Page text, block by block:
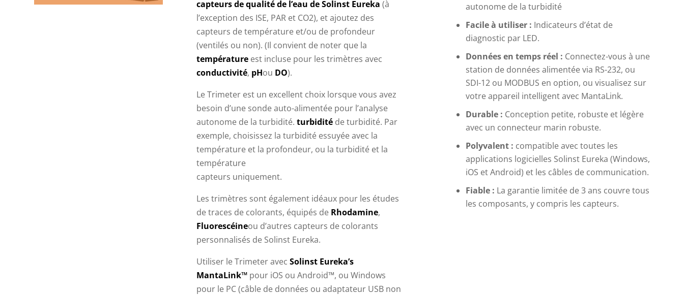
capteurs de qualité de l’eau de Solinst Eureka (à
l’exception des ISE, PAR et CO2), et ajoutez des
capteurs de température et/ou de profondeur
(ventilés ou non). (Il convient de noter que la
température est incluse pour les trimètres avec
conductivité, pHou DO).
Le Trimeter est un excellent choix lorsque vous avez
besoin d’une sonde auto-alimentée pour l’analyse
autonome de la turbidité.turbidité de turbidité. Par
exemple, choisissez la turbidité essuyée avec la
température et la profondeur, ou la turbidité et la
température
capteurs uniquement.
Les trimètres sont également idéaux pour les études
de traces de colorants, équipés de Rhodamine,
Fluorescéineou d’autres capteurs de colorants
personnalisés de Solinst Eureka.
Utiliser le Trimeter avecSolinst Eureka’s
MantaLink™ pour iOS ou Android™, ou Windows
pour le PC (câble de données ou adaptateur USB non
autonome de la turbidité
Facile à utiliser : Indicateurs d’état de
diagnostic par LED.
Données en temps réel : Connectez-vous à une
station de données alimentée via RS-232, ou
SDI-12 ou MODBUS en option, ou visualisez sur
votre appareil intelligent avec MantaLink.
Durable : Conception petite, robuste et légère
avec un connecteur marin robuste.
Polyvalent : compatible avec toutes les
applications logicielles Solinst Eureka (Windows,
iOS et Android) et les câbles de communication.
Fiable : La garantie limitée de 3 ans couvre tous
les composants, y compris les capteurs.